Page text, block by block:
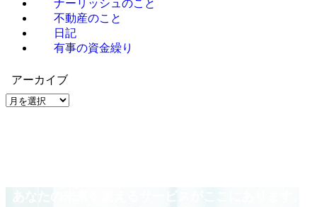
ナーリッシュのこと
不動産のこと
日記
有事の資金繰り
アーカイブ
ア
あなたの未来を支えるサービスがここにあります。